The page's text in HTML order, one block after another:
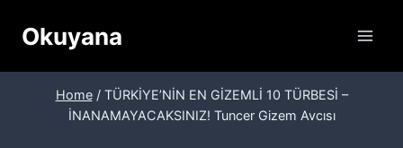
Okuyana
Home / TÜRKİYE’NİN EN GİZEMLİ 10 TÜRBESİ –
İNANAMAYACAKSINIZ! Tuncer Gizem Avcısı